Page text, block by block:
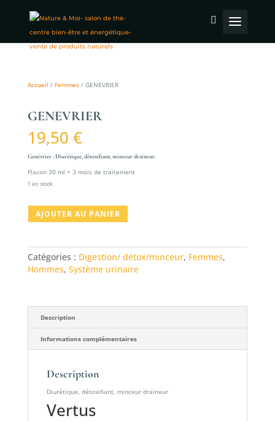
Accueil / Femmes/ GENEVRIER
GENEVRIER
19,50 €
Genévrier : Diurétique, détoxifiant, minceur draineur.
Flacon 30 ml = 3 mois de traitement
1 en stock
quantité
de
AJOUTER AU PANIER
Catégories : Digestion/ détox/minceur, Femmes,
Hommes, Système urinaire
Description
Informations complémentaires
Description
Diurétique, détoxifiant, minceur draineur
Vertus